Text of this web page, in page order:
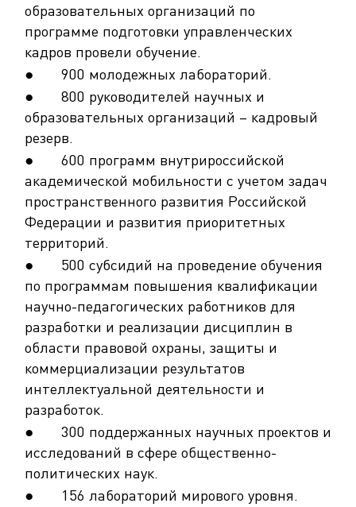
образовательных организаций по
программе подготовки управленческих
кадров провели обучение.
● 900 молодежных лабораторий.
● 800 руководителей научных и
образовательных организаций – кадровый
резерв.
● 600 программ внутрироссийской
академической мобильности с учетом задач
пространственного развития Российской
Федерации и развития приоритетных
территорий.
● 500 субсидий на проведение обучения
по программам повышения квалификации
научно-педагогических работников для
разработки и реализации дисциплин в
области правовой охраны, защиты и
коммерциализации результатов
интеллектуальной деятельности и
разработок.
● 300 поддержанных научных проектов и
исследований в сфере общественно-
политических наук.
● 156 лабораторий мирового уровня.